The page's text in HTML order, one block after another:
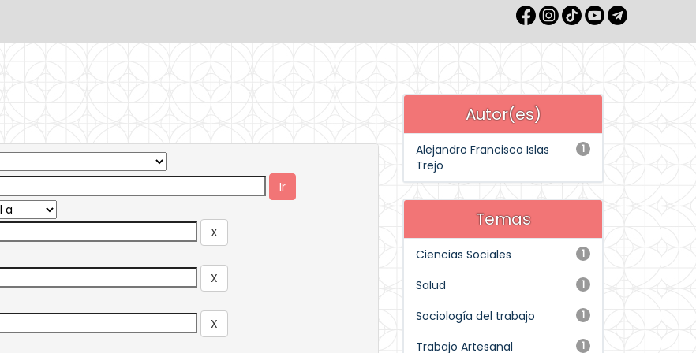
Autor(es)
1
Alejandro Francisco Islas
Trejo
Temas
1
Ciencias Sociales
1
Salud
1
Sociología del trabajo
1
Trabajo Artesanal